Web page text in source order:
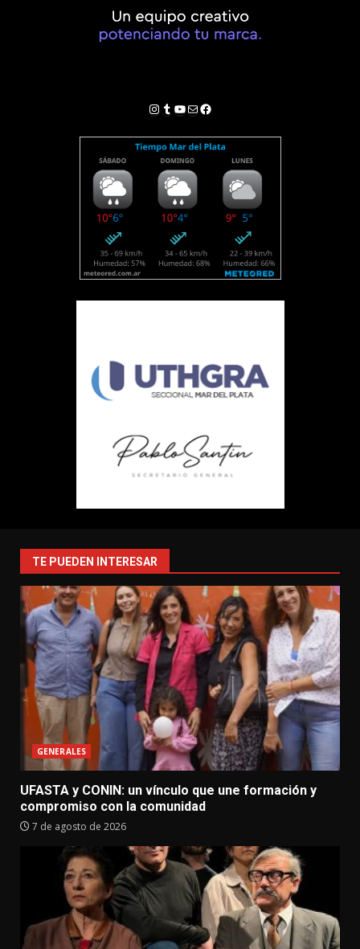
Instagram
Tumblr
YouTube
Correo electrónico
Facebook
TE PUEDEN INTERESAR
GENERALES
UFASTA y CONIN: un vínculo que une formación y
compromiso con la comunidad
7 de agosto de 2026